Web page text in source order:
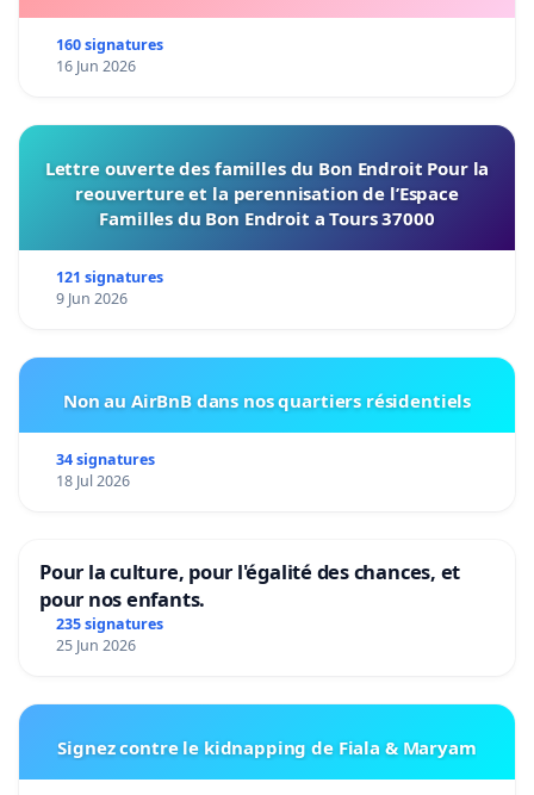
160 signatures
16 Jun 2026
Lettre ouverte des familles du Bon Endroit Pour la
reouverture et la perennisation de l’Espace
Familles du Bon Endroit a Tours 37000
121 signatures
9 Jun 2026
Non au AirBnB dans nos quartiers résidentiels
34 signatures
18 Jul 2026
Pour la culture, pour l'égalité des chances, et
pour nos enfants.
235 signatures
25 Jun 2026
Signez contre le kidnapping de Fiala & Maryam